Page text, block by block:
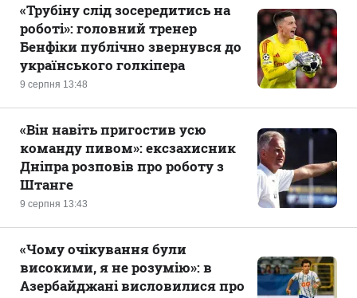
9 серпня 13:48
«Трубіну слід зосередитись на
роботі»: головний тренер
Бенфіки публічно звернувся до
українського голкіпера
9 серпня 13:43
«Він навіть пригостив усю
команду пивом»: ексзахисник
Дніпра розповів про роботу з
Штанге
«Чому очікування були
високими, я не розумію»: в
Азербайджані висловилися про